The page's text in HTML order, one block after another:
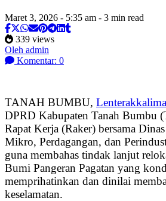
Maret 3, 2026 - 5:35 am - 3 min read
339 views
Oleh admin
Komentar: 0
TANAH BUMBU,
DPRD Kabupaten Tanah Bumbu
Rapat Kerja (Raker) bersama
Mikro, Perdagangan, dan
guna membahas tindak lanjut
Bumi Pangeran Pagatan yang
memprihatinkan dan dinilai
keselamatan.